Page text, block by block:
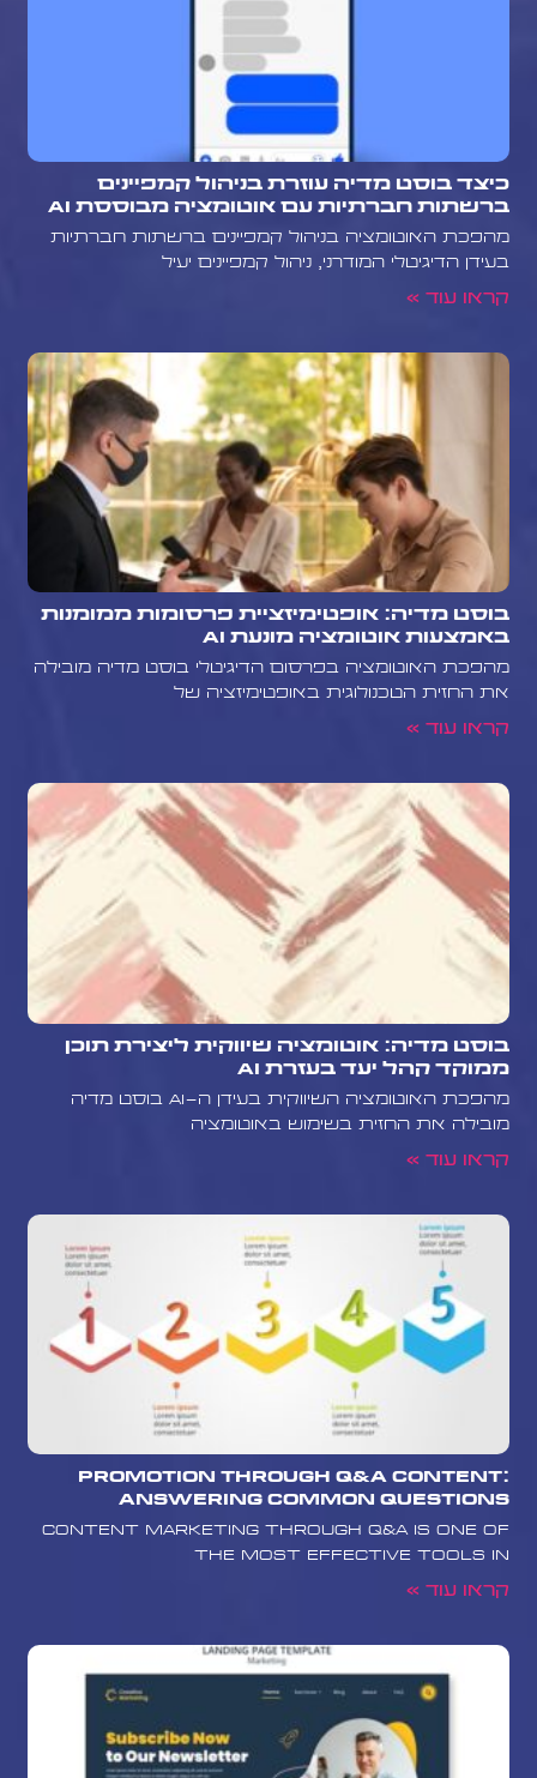
כיצד בוסט מדיה עוזרת בניהול קמפיינים
ברשתות חברתיות עם אוטומציה מבוססת AI
מהפכת האוטומציה בניהול קמפיינים ברשתות חברתיות
בעידן הדיגיטלי המודרני, ניהול קמפיינים יעיל
קראו עוד »
בוסט מדיה: אופטימיזציית פרסומות ממומנות
באמצעות אוטומציה מונעת AI
מהפכת האוטומציה בפרסום הדיגיטלי בוסט מדיה מובילה
את החזית הטכנולוגית באופטימיזציה של
קראו עוד »
בוסט מדיה: אוטומציה שיווקית ליצירת תוכן
ממוקד קהל יעד בעזרת AI
מהפכת האוטומציה השיווקית בעידן ה-AI בוסט מדיה
מובילה את החזית בשימוש באוטומציה
קראו עוד »
Promotion Through Q&A Content:
Answering Common Questions
Content marketing through Q&A is one of
the most effective tools in
קראו עוד »